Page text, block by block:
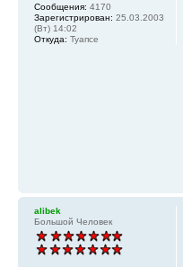
Сообщения: 4170
Зарегистрирован: 25.03.2003
(Вт) 14:02
Откуда: Туапсе
alibek
Большой Человек